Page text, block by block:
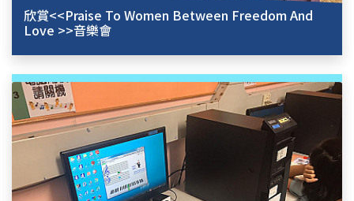
欣賞<<Praise To Women Between Freedom And
Love >>音樂會